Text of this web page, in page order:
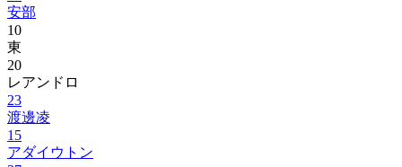
安部
10
東
20
レアンドロ
23
渡邊凌
15
アダイウトン